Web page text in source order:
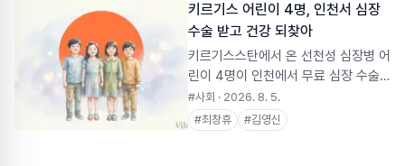
들은 반복되는 농업용수 부족을 해결하
려면 물백과 급수차 지원을 넘어 저류
지 조성과 용수관 교체 등 근본적인 대
책이 필요하다고 호소했다.
키르기스 어린이 4명, 인천서 심장
수술 받고 건강 되찾아
키르기스스탄에서 온 선천성 심장병 어
린이 4명이 인천에서 무료 심장 수술
을 성공적으로 마치고 건강을 회복했
다. 인천시는 2007년부터 아시아권 자
매도시 어린이를 대상으로 의료 지원
#사회 · 2026. 8. 5.
#최창휴 #김영신